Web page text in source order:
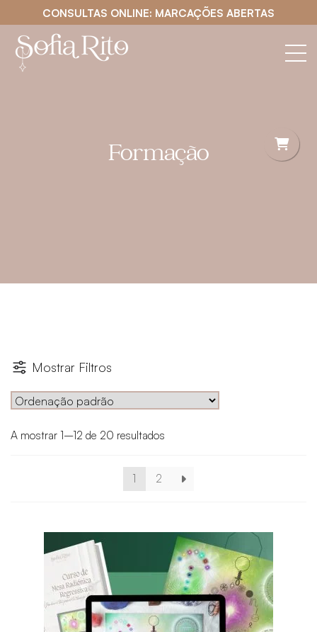
CONSULTAS ONLINE: MARCAÇÕES ABERTAS
Formação
Mostrar Filtros
A mostrar 1–12 de 20 resultados
1 2